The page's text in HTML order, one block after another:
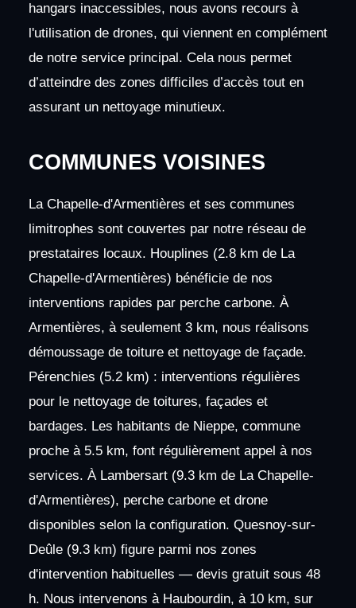
hangars inaccessibles, nous avons recours à
l'utilisation de drones, qui viennent en complément
de notre service principal. Cela nous permet
d’atteindre des zones difficiles d’accès tout en
assurant un nettoyage minutieux.
COMMUNES VOISINES
La Chapelle-d'Armentières et ses communes
limitrophes sont couvertes par notre réseau de
prestataires locaux. Houplines (2.8 km de La
Chapelle-d'Armentières) bénéficie de nos
interventions rapides par perche carbone. À
Armentières, à seulement 3 km, nous réalisons
démoussage de toiture et nettoyage de façade.
Pérenchies (5.2 km) : interventions régulières
pour le nettoyage de toitures, façades et
bardages. Les habitants de Nieppe, commune
proche à 5.5 km, font régulièrement appel à nos
services. À Lambersart (9.3 km de La Chapelle-
d'Armentières), perche carbone et drone
disponibles selon la configuration. Quesnoy-sur-
Deûle (9.3 km) figure parmi nos zones
d'intervention habituelles — devis gratuit sous 48
h. Nous intervenons à Haubourdin, à 10 km, sur